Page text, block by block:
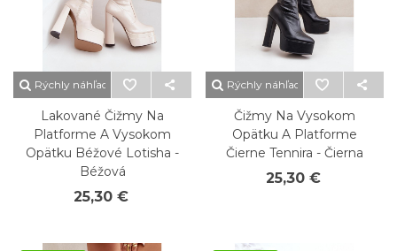
Rýchly náhľad
Lakované Čižmy Na
Platforme A Vysokom
Opätku Béžové Lotisha -
Béžová
25,30 €
Rýchly náhľad
Čižmy Na Vysokom
Opätku A Platforme
Čierne Tennira - Čierna
25,30 €